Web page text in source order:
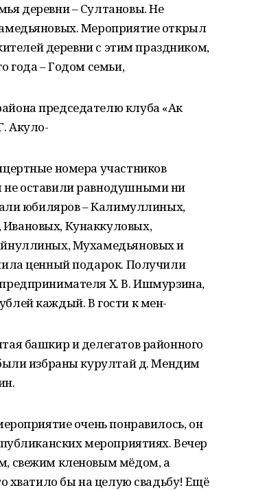
деревни – Султановы. Не
Мероприятие открыл
деревни с этим праздником,
года – Годом семьи,
председателю клуба «Ак
Акуло-
номера участников
не оставили равнодушными ни
юбиляров – Калимуллиных,
Кунаккуловых,
Мухамедьяновых и
ценный подарок. Получили
Х. В. Ишмурзина,
каждый. В гости к мен-
башкир и делегатов районного
избраны курултай д. Мендим
очень понравилось, он
мероприятиях. Вечер
свежим кленовым мёдом, а
хватило бы на целую свадьбу! Ещё